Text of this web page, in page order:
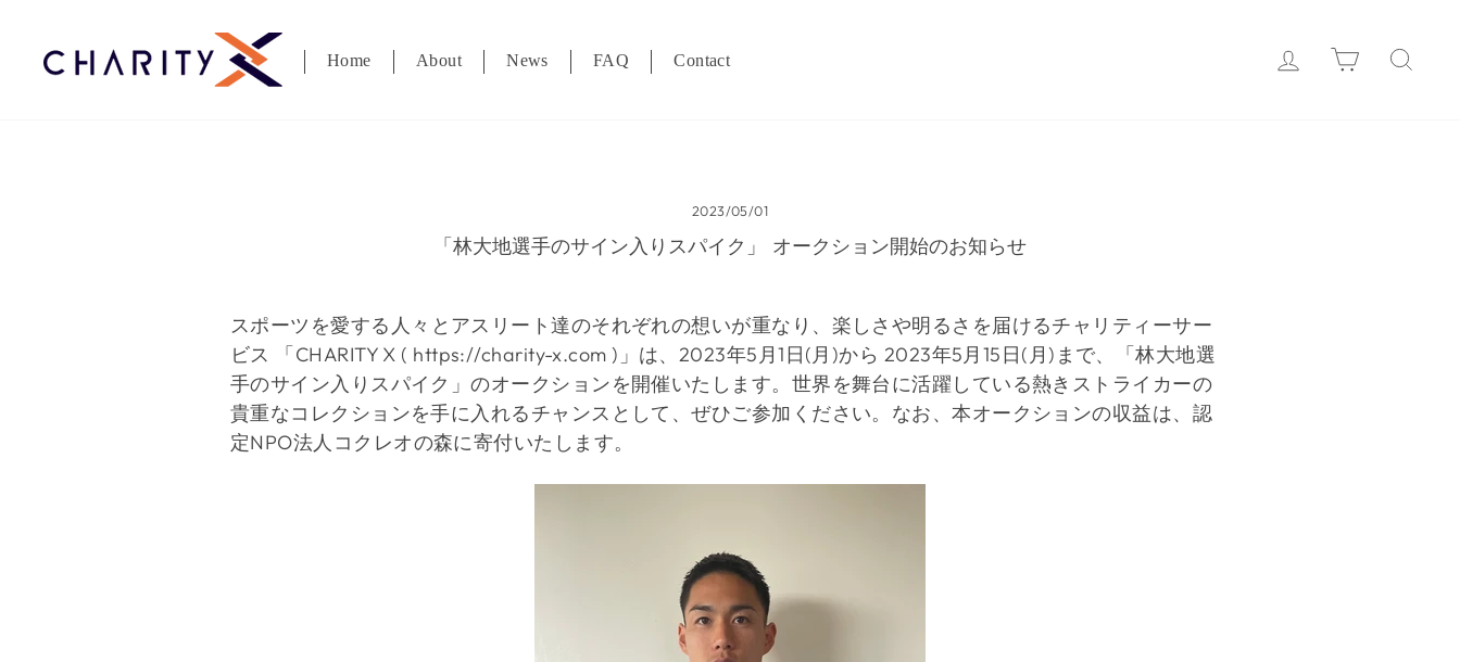
Home About News FAQ Contact Login カート
2023/05/01
「林大地選手のサイン入りスパイク」 オークション開始のお知らせ
スポーツを愛する人 々とアスリート達のそれぞれの想いが重なり、楽しさや明るさを届けるチャリティーサー
ビス
「CHARITY X ( https://charity-x.com ) 」は、 2023年5 月1日(月 )から 2023年5月 15日( 月) まで、「林大地選
手のサイン入りスパイク」のオークションを開催いたします。世界を舞台に活躍している熱きストライカーの
貴重なコレクションを手に入れるチャンスとして、ぜひご参加ください。なお、本オークションの収益は、認
定NPO法人コクレオの森に寄付いたします。